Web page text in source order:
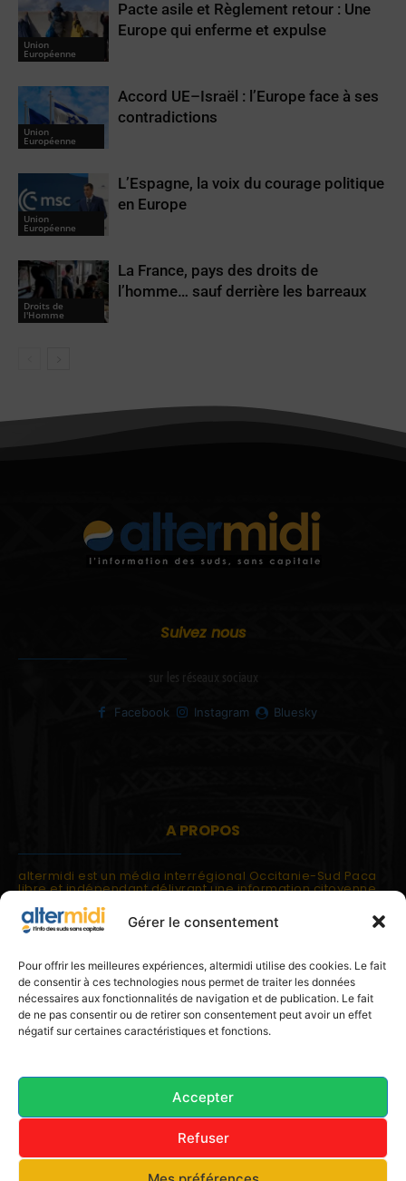
Gérer le consentement
Pour offrir les meilleures expériences, altermidi utilise des cookies. Le fait
de consentir à ces technologies nous permet de traiter les données
nécessaires aux fonctionnalités de navigation et de publication. Le fait
de ne pas consentir ou de retirer son consentement peut avoir un effet
négatif sur certaines caractéristiques et fonctions.
Accepter
Refuser
Union
Européenne
Pacte asile et Règlement retour : Une
Europe qui enferme et expulse
Union
Européenne
Accord UE–Israël : l’Europe face à ses
contradictions
Union
Européenne
L’Espagne, la voix du courage politique
en Europe
Droits de
l'Homme
La France, pays des droits de
l’homme… sauf derrière les barreaux
Suivez nous
sur les réseaux sociaux
Facebook Instagram Bluesky
A PROPOS
altermidi est un média interrégional Occitanie-Sud Paca
libre et indépendant délivrant une information citoyenne
altermidi est ouvert sur les suds, la méditerranée,
l'europe.
altermidi aborde des thématiques globales évaluées à
partir des constats de terrain ou d'analyses à l'échelon
local.
altermidi c'est l'information capitale, sans capitale.
© 2025 altermidi.org - Les amis d'altermidi